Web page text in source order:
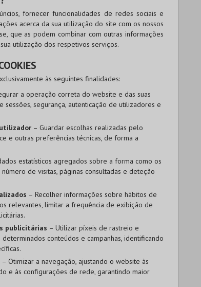
fornecer funcionalidades de redes sociais e
acerca da sua utilização do site com os nossos
que as podem combinar com outras informações
utilização dos respetivos serviços.
às seguintes finalidades:
a operação correta do website e das suas
sessões, segurança, autenticação de utilizadores e
– Guardar escolhas realizadas pelo
e outras preferências técnicas, de forma a
estatísticos agregados sobre a forma como os
de visitas, páginas consultadas e deteção
– Recolher informações sobre hábitos de
relevantes, limitar a frequência de exibição de
publicitárias – Utilizar píxeis de rastreio e
conteúdos e campanhas, identificando
– Otimizar a navegação, ajustando o website às
e às configurações de rede, garantindo maior